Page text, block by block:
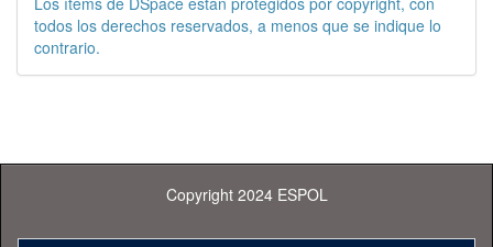
todos los derechos reservados, a menos que se indique lo
contrario.
Copyright 2024 ESPOL